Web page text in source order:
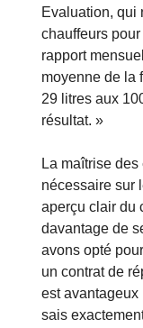
Evaluation, qui
chauffeurs
rapport
moyenne de la
29 litres aux
résultat. »
La maîtrise
nécessaire sur
aperçu clair du
davantage de
avons opté
un contrat de
est avantageux
sais